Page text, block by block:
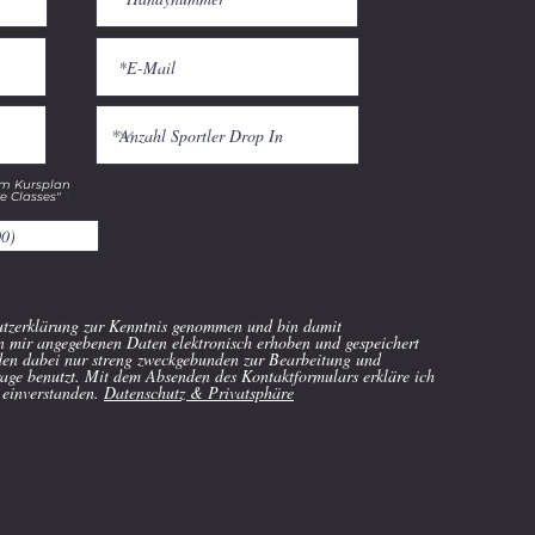
Kursplan
Classes"
zur Kenntnis genommen und bin damit
mir angegebenen Daten elektronisch erhoben und gespeichert
dabei nur streng zweckgebunden zur Bearbeitung und
benutzt. Mit dem Absenden des Kontaktformulars erkläre ich
Datenschutz & Privatsphäre